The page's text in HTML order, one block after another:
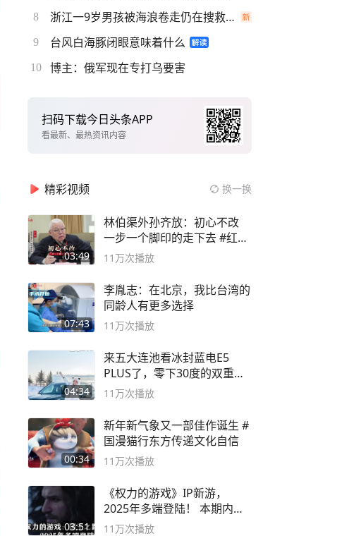
8 浙江一9岁男孩被海浪卷走仍在搜救中
9 台风白海豚闭眼意味着什么
10 博主：俄军现在专打乌要害
扫码下载今日头条APP
看最新、最热资讯内容
精彩视频 换一换
03:49
林伯渠外孙齐放：初心不改
一步一个脚印的走下去 #红船
论坛
11万次播放
07:43
李胤志：在北京，我比台湾的
同龄人有更多选择
11万次播放
04:34
来五大连池看冰封蓝电E5
PLUS了，零下30度的双重冰
封40小时全录
11万次播放
00:34
新年新气象又一部佳作诞生 #
国漫猫行东方传递文化自信
11万次播放
03:51
《权力的游戏》IP新游，
2025年多端登陆！ 本期内容
概要
11万次播放